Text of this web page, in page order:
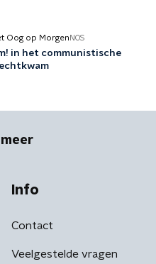
Oog op Morgen NOS
in het communistische
Info
Contact
Veelgestelde vragen